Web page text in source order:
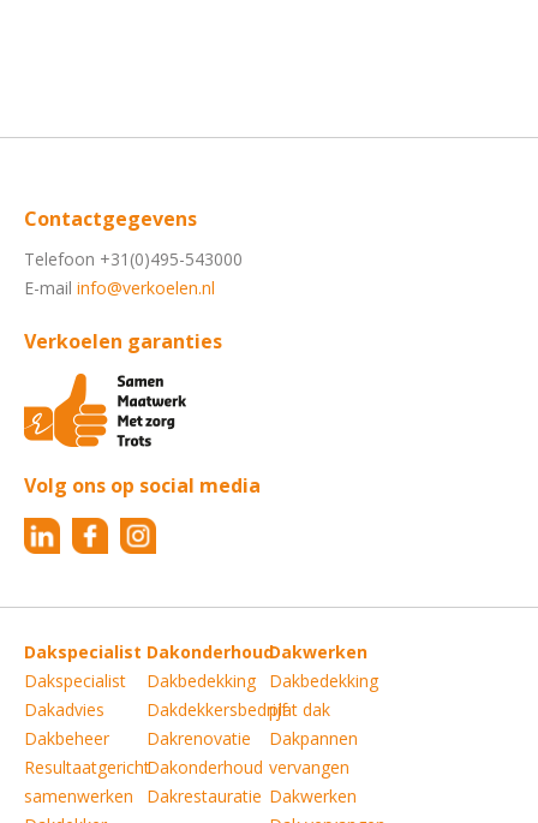
Contactgegevens
Telefoon +31(0)495-543000
E-mail info@verkoelen.nl
Verkoelen garanties
Volg ons op social media
Dakspecialist
Dakspecialist
Dakadvies
Dakbeheer
Resultaatgericht
samenwerken
Dakonderhoud
Dakbedekking
Dakdekkersbedrijf
Dakrenovatie
Dakonderhoud
Dakrestauratie
Dakwerken
Dakbedekking
plat dak
Dakpannen
vervangen
Dakwerken